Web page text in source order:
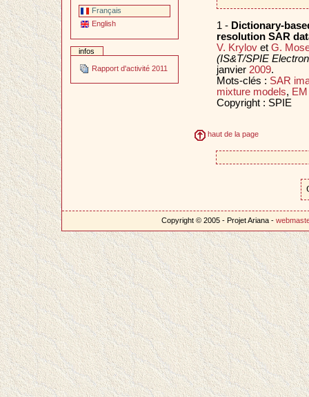
Français
English
infos
Rapport d'activité 2011
1 - Dictionary-
resolution SAR
V. Krylovet G.
(IS&T/SPIE
janvier 2009.
Mots-clés : SAR
mixture models,
Copyright : SPIE
haut de la page
Copyright © 2005 - Projet Ariana -